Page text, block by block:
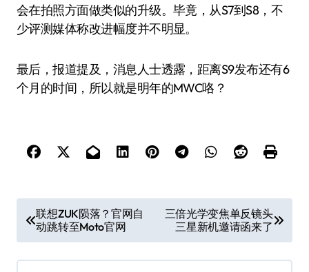
会在拍照方面做类似的升级。毕竟，从S7到S8，不
少评测媒体称改进幅度并不明显。
最后，报道提及，消息人士透露，距离S9发布还有6
个月的时间，所以就是明年的MWC咯？
章
导
联想ZUK陨落？官网自
动跳转至Moto官网
三倍光学变焦单反镜头
三星新机邀请函来了